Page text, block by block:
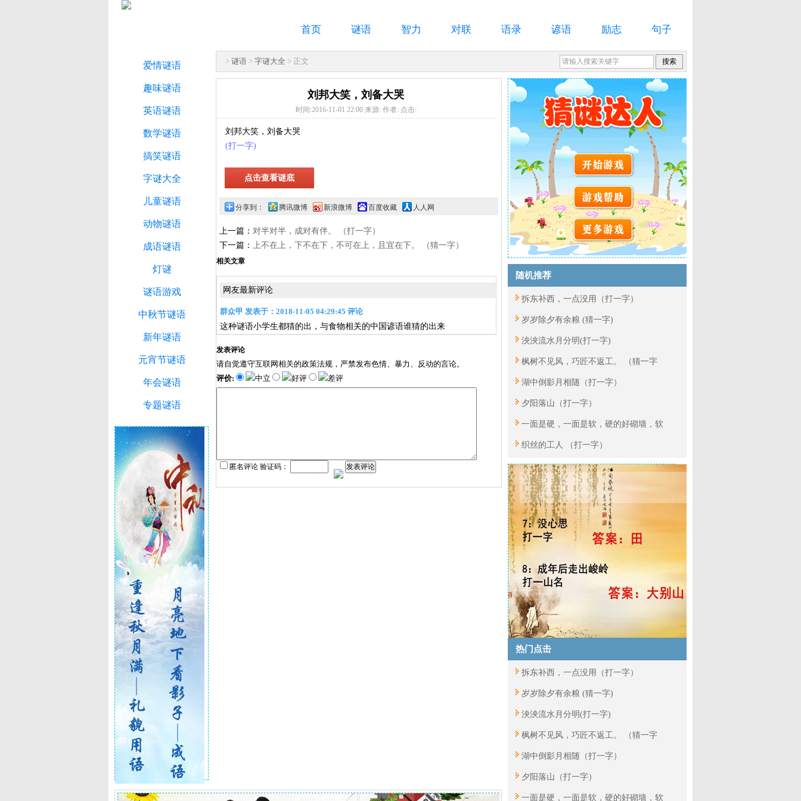
首页 谜语 智力 对联 语录 谚语 励志 句子
> 谜语 > 字谜大全 > 正文
爱情谜语
趣味谜语
英语谜语
数学谜语
搞笑谜语
字谜大全
儿童谜语
动物谜语
成语谜语
灯谜
谜语游戏
中秋节谜语
新年谜语
元宵节谜语
年会谜语
专题谜语
刘邦大笑，刘备大哭
时间:2016-11-01 22:00 来源: 作者: 点击:
刘邦大笑，刘备大哭
(打一字)
分享到： 腾讯微博 新浪微博 百度收藏 人人网
上一篇： 对半对半，成对有伴。 （打一字）
下一篇： 上不在上，下不在下，不可在上，且宜在下。 （猜一字）
相关文章
网友最新评论
群众甲 发表于：2018-11-05 04:29:45 评论
这种谜语小学生都猜的出，与食物相关的中国谚语谁猜的出来
发表评论
请自觉遵守互联网相关的政策法规，严禁发布色情、暴力、反动的言论。
评价:
中立 好评 差评
匿名评论 验证码： 发表评论
随机推荐
拆东补西，一点没用（打一字）
岁岁除夕有余粮 (猜一字)
泱泱流水月分明(打一字)
枫树不见风，巧匠不返工。 （猜一字
湖中倒影月相随（打一字）
夕阳落山（打一字）
一面是硬，一面是软，硬的好砌墙，软
织丝的工人 （打一字）
热门点击
拆东补西，一点没用（打一字）
岁岁除夕有余粮 (猜一字)
泱泱流水月分明(打一字)
枫树不见风，巧匠不返工。 （猜一字
湖中倒影月相随（打一字）
夕阳落山（打一字）
一面是硬，一面是软，硬的好砌墙，软